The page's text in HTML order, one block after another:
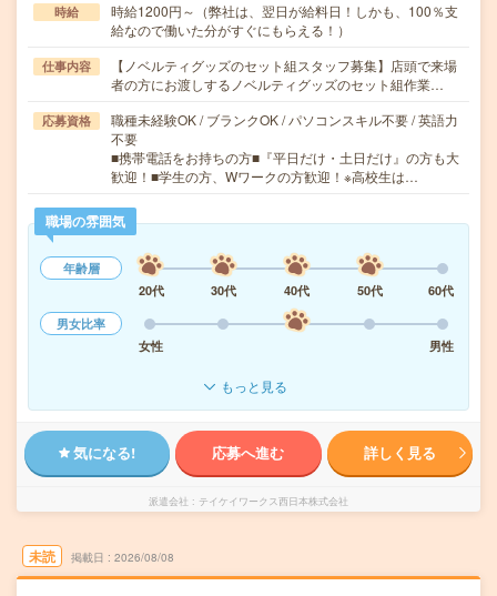
時給
時給1200円～（弊社は、翌日が給料日！しかも、100％支
給なので働いた分がすぐにもらえる！）
仕事内容
【ノベルティグッズのセット組スタッフ募集】店頭で来場
者の方にお渡しするノベルティグッズのセット組作業…
応募資格
職種未経験OK / ブランクOK / パソコンスキル不要 / 英語力
不要
■携帯電話をお持ちの方■『平日だけ・土日だけ』の方も大
歓迎！■学生の方、Wワークの方歓迎！※高校生は…
職場の雰囲気
年齢層
20代
30代 40代 50代
60代
男女比率
女性
男性
もっと見る
気になる! 応募へ進む 詳しく見る
派遣会社 テイケイワークス西日本株式会社
未読 掲載日 2026/08/08